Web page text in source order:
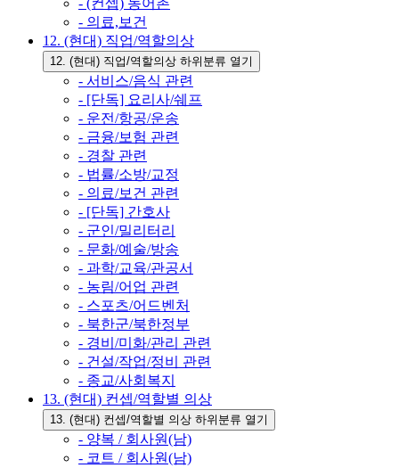
- (컨셉) 농어촌
- 의료,보건
12. (현대) 직업/역할의상
12. (현대) 직업/역할의상 하위분류 열기
- 서비스/음식 관련
- [단독] 요리사/쉐프
- 운전/항공/운송
- 금융/보험 관련
- 경찰 관련
- 법률/소방/교정
- 의료/보건 관련
- [단독] 간호사
- 군인/밀리터리
- 문화/예술/방송
- 과학/교육/관공서
- 농림/어업 관련
- 스포츠/어드벤처
- 북한군/북한정부
- 경비/미화/관리 관련
- 건설/작업/정비 관련
- 종교/사회복지
13. (현대) 컨셉/역할별 의상
13. (현대) 컨셉/역할별 의상 하위분류 열기
- 양복 / 회사원(남)
- 코트 / 회사원(남)